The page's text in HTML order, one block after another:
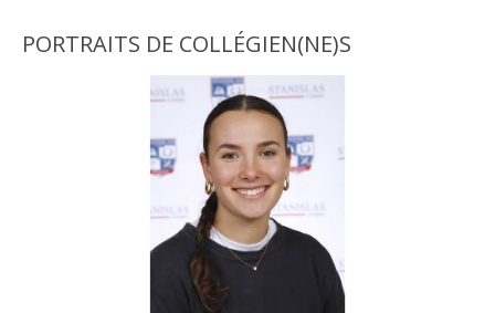
PORTRAITS DE COLLÉGIEN(NE)S